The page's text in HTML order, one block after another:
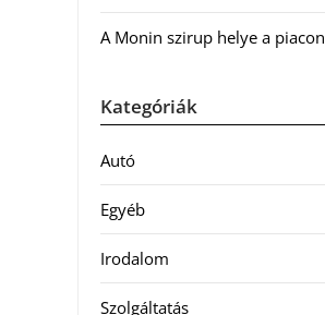
A Monin szirup helye a piacon
Kategóriák
Autó
Egyéb
Irodalom
Szolgáltatás